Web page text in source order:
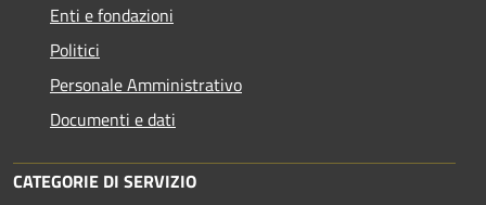
Enti e fondazioni
Politici
Personale Amministrativo
Documenti e dati
CATEGORIE DI SERVIZIO